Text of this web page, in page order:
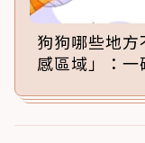
狗狗哪些地
感區域」：一